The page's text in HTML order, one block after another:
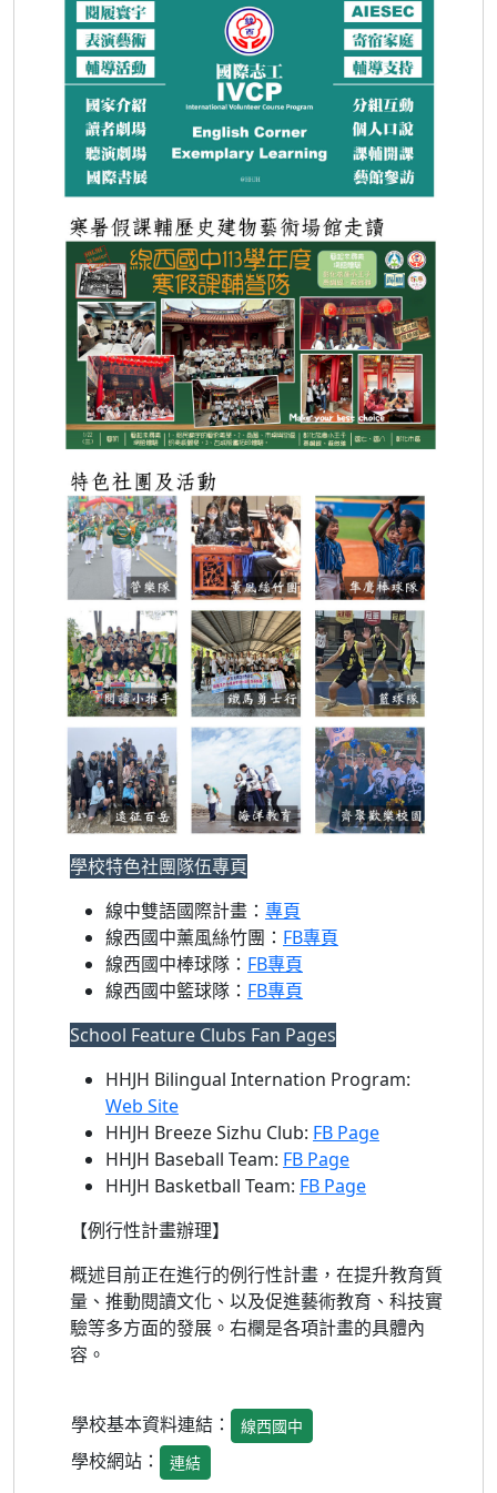
學校特色社團隊伍專頁
線中雙語國際計畫： 專頁
線西國中薰風絲竹團： FB專頁
線西國中棒球隊： FB專頁
線西國中籃球隊： FB專頁
School Feature Clubs Fan Pages
HHJH Bilingual Internation Program:
Web Site
HHJH Breeze Sizhu Club: FB Page
HHJH Baseball Team: FB Page
HHJH Basketball Team: FB Page
【例行性計畫辦理】
概述目前正在進行的例行性計畫，在提升教育質
量、推動閱讀文化、以及促進藝術教育、科技實
驗等多方面的發展。右欄是各項計畫的具體內
容。
學校基本資料連結： 線西國中
學校網站： 連結